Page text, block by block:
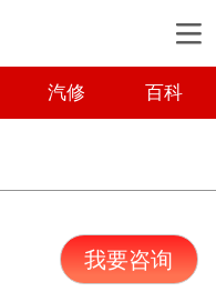
汽修 百科
我要咨询